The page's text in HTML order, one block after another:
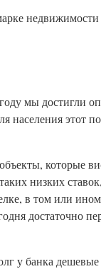
мы достигли
населения этот
которые
низких
в том или ином
достаточно
у банка